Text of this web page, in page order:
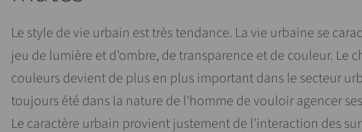
Le style de vie urbain est très tendance. La vie urbaine se
jeu de lumière et d'ombre, de transparence et de couleur. Le
couleurs devient de plus en plus important dans le secteur
toujours été dans la nature de l'homme de vouloir agencer
Le caractère urbain provient justement de l'interaction des